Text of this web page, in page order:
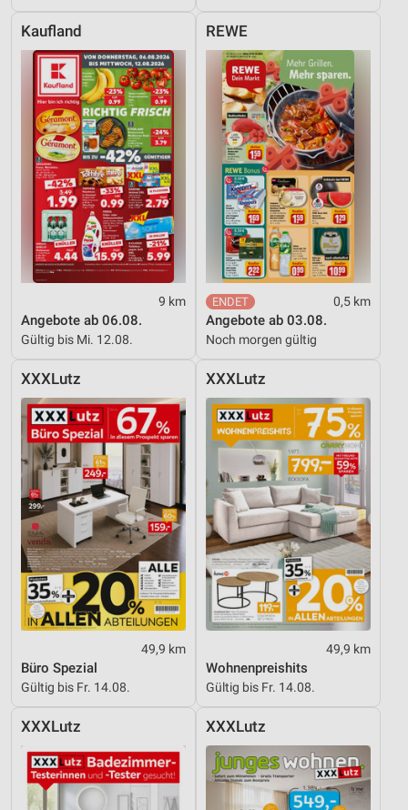
Kaufland
9 km
Angebote ab 06.08.
Gültig bis Mi. 12.08.
REWE
0,5 km
Angebote ab 03.08.
Noch morgen gültig
XXXLutz
49,9 km
Büro Spezial
Gültig bis Fr. 14.08.
XXXLutz
49,9 km
Wohnenpreishits
Gültig bis Fr. 14.08.
XXXLutz XXXLutz
von Inhalten
Verwendung von Profilen zur Auswahl
personalisierter Inhalte
Messung der Werbeleistung
Messung der Performance von Inhalten
Analyse von Zielgruppen durch Statistiken oder
Kombinationen von Daten aus verschiedenen
Quellen
Entwicklung und Verbesserung der Angebote
Verwendung reduzierter Daten zur Auswahl von
Inhalten
Verwendung genauer Standortdaten
Geräte anhand von aktiv angeforderten
Informationen identifizieren
Nicht-IAB-Verarbeitungszwecke:
Notwendig
Performance
Funktional
Werbung